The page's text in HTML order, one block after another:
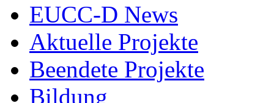
EUCC-D News
Aktuelle Projekte
Beendete Projekte
Bildung